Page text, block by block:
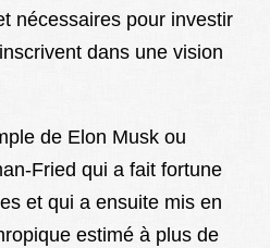
nécessaires pour investir
dans une vision
de Elon Musk ou
Fried qui a fait fortune
et qui a ensuite mis en
estimé à plus de